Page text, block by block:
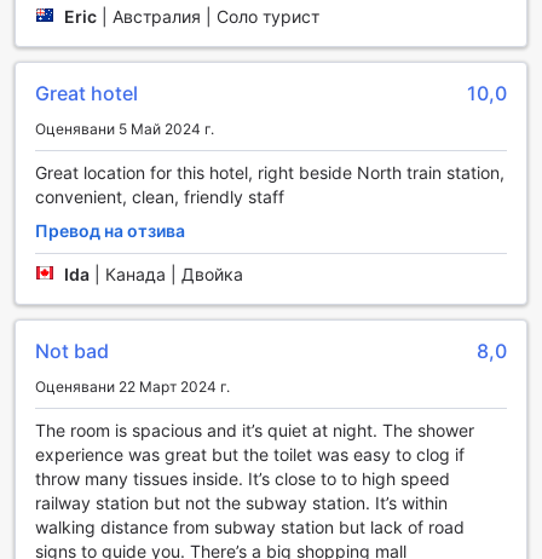
Hotel Shenzhen North Station Branch
Vienna International Hotel Shenzhen North Station Branch
предлага разнообразие от удобства, които гарантират
услуга за рум-сървиз, можете да се насладите на
любимите си ястия и напитки директно в стаята си,
независимо от времето на деня. За тези, които пътуват
по работа или просто искат да се отпуснат, хотелът
предлага и пране и химическо чистене, така че
всичките ви нужди за облекло да бъдат удовлетворени
без излишно напрежение.
Безопасността на вашите ценности е приоритет и
затова в хотела са налични сейфове за ценности, които
осигуряват допълнителен слой защита. Персоналът на
запитвания и нужди, благодарение на услугите на
консиерж, който може да организира транспорт или да
предостави информация за местни атракции.
Безплатен Wi-Fi в обществените зони ви позволява да
останете свързани с близките си или да работите по
важни проекти, докато се наслаждавате на удобствата
на хотела. За пушачите е предвидена специално
Eric Австралия | Соло турист
Great hotel 10,0
Оценявани 5 Май 2024 г.
Great location for this hotel, right beside North train station,
convenient, clean, friendly staff
Превод на отзива
Ida Канада | Двойка
Not bad 8,0
Оценявани 22 Март 2024 г.
The room is spacious and it’s quiet at night. The shower
experience was great but the toilet was easy to clog if
throw many tissues inside. It’s close to to high speed
railway station but not the subway station. It’s within
walking distance from subway station but lack of road
signs to guide you. There’s a big shopping mall